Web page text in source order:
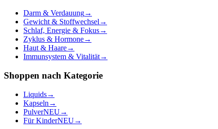
Darm & Verdauung→
Gewicht & Stoffwechsel→
Schlaf, Energie & Fokus→
Zyklus & Hormone→
Haut & Haare→
Immunsystem & Vitalität→
Shoppen nach Kategorie
Liquids→
Kapseln →
PulverNEU→
Für KinderNEU→